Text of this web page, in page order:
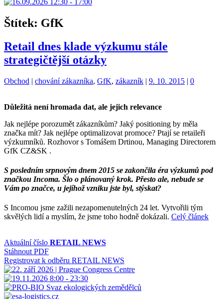
Štítek: GfK
Retail dnes klade výzkumu stále
strategičtější otázky
Kategorie:
Obchod | Štítky:
chování zákazníka, GfK, zákazník | 9. 10. 2015 | 0
Důležitá není hromada dat, ale jejich relevance
Jak nejlépe porozumět zákazníkům? Jaký positioning by měla
značka mít? Jak nejlépe optimalizovat promoce? Ptají se retaileři
výzkumníků. Rozhovor s Tomášem Drtinou, Managing Directorem
GfK CZ&SK .
S posledním srpnovým dnem 2015 se zakončila éra výzkumů pod
značkou Incoma. Šlo o plánovaný krok. Přesto ale, nebude se
Vám po značce, u jejíhož vzniku jste byl, stýskat?
S Incomou jsme zažili nezapomenutelných 24 let. Vytvořili tým
skvělých lidí a myslím, že jsme toho hodně dokázali. Celý článek
Aktuální číslo RETAIL NEWS
Stáhnout PDF
Registrovat k odběru RETAIL NEWS